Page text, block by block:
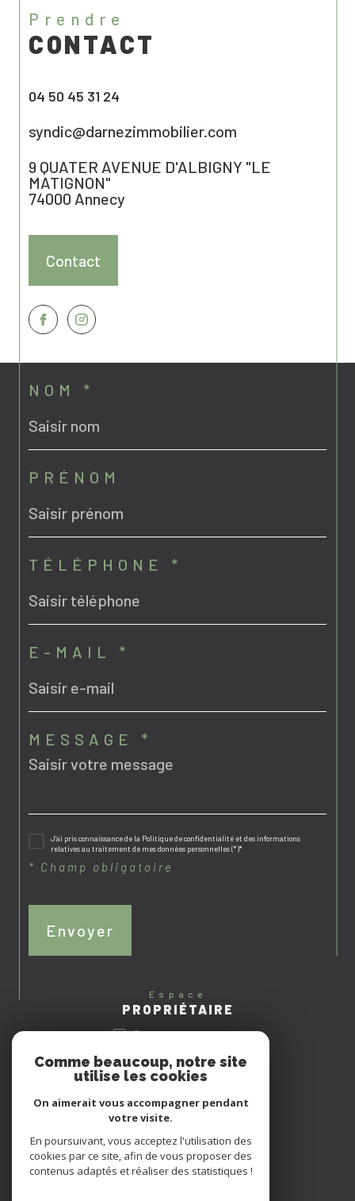
NOM *
PRÉNOM
TÉLÉPHONE *
E-MAIL *
MESSAGE *
J'ai pris connaissance de la Politique de confidentialité et des informations
relatives au traitement de mes données personnelles (*)*
* Champ obligatoire
Envoyer
prendre
CONTACT
04 50 45 31 24
syndic@darnezimmobilier.com
9 QUATER AVENUE D'ALBIGNY "LE
MATIGNON"
74000
Annecy
Contact
espace
PROPRIÉTAIRE
se connecter
nous
Comme beaucoup, notre site
utilise les cookies
On aimerait vous accompagner pendant
votre visite.
En poursuivant, vous acceptez l'utilisation des
cookies par ce site, afin de vous proposer des
contenus adaptés et réaliser des statistiques !